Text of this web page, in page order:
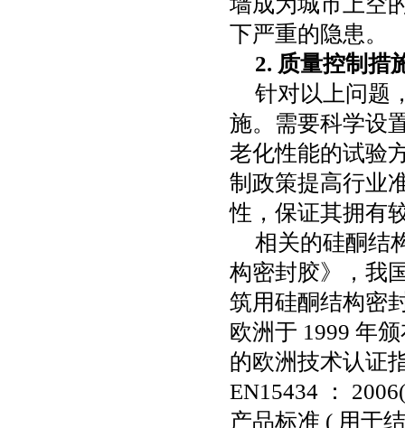
下严重的隐患。
2. 质量控制措
针对以上问题
施。需要科学设
老化性能的试验
制政策提高行业
性，保证其拥有
相关的硅酮结
构密封胶》，我
筑用硅酮结构密
欧洲于 1999 年
的欧洲技术认证
EN15434
：
产品标准 ( 用于